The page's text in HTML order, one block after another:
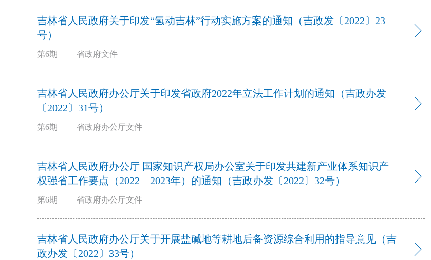
吉林省人民政府关于印发“氢动吉林”行动实施方案的通知（吉政发〔2022〕23
号）
第6期 省政府文件
吉林省人民政府办公厅关于印发省政府2022年立法工作计划的通知（吉政办发
〔2022〕31号）
第6期 省政府办公厅文件
吉林省人民政府办公厅 国家知识产权局办公室关于印发共建新产业体系知识产
权强省工作要点（2022—2023年）的通知（吉政办发〔2022〕32号）
第6期 省政府办公厅文件
吉林省人民政府办公厅关于开展盐碱地等耕地后备资源综合利用的指导意见（吉
政办发〔2022〕33号）